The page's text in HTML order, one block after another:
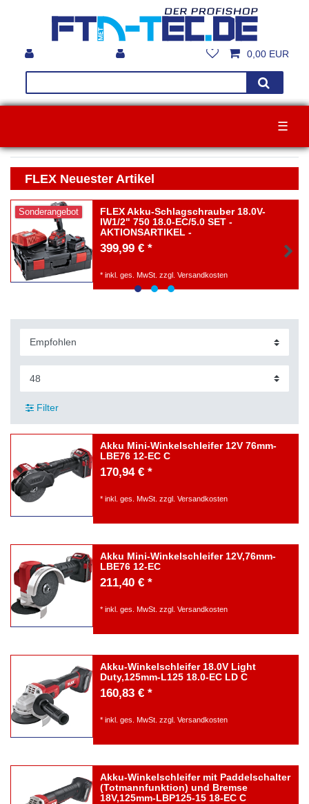
0,00 EUR
☰
FLEX Neuester Artikel
Sonderangebot
FLEX Akku-Schlagschrauber 18.0V-
IW1/2" 750 18.0-EC/5.0 SET -
AKTIONSARTIKEL -
399,99 € *
* inkl. ges. MwSt. zzgl. Versandkosten
Filter
Akku Mini-Winkelschleifer 12V 76mm-
LBE76 12-EC C
170,94 € *
* inkl. ges. MwSt. zzgl. Versandkosten
Akku Mini-Winkelschleifer 12V,76mm-
LBE76 12-EC
211,40 € *
* inkl. ges. MwSt. zzgl. Versandkosten
Akku-Winkelschleifer 18.0V Light
Duty,125mm-L125 18.0-EC LD C
160,83 € *
* inkl. ges. MwSt. zzgl. Versandkosten
Akku-Winkelschleifer mit Paddelschalter
(Totmannfunktion) und Bremse
18V,125mm-LBP125-15 18-EC C